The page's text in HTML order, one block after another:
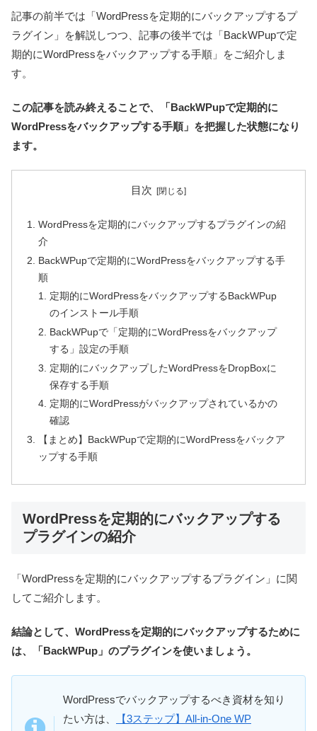
記事の前半では「WordPressを定期的にバックアップするプ
ラグイン」を解説しつつ、記事の後半では「BackWPupで定
期的にWordPressをバックアップする手順」をご紹介しま
す。
この記事を読み終えることで、「BackWPupで定期的に
WordPressをバックアップする手順」を把握した状態になり
ます。
目次
WordPressを定期的にバックアップするプラグインの紹
介
BackWPupで定期的にWordPressをバックアップする手
順
定期的にWordPressをバックアップするBackWPup
のインストール手順
BackWPupで「定期的にWordPressをバックアップ
する」設定の手順
定期的にバックアップしたWordPressをDropBoxに
保存する手順
定期的にWordPressがバックアップされているかの
確認
【まとめ】BackWPupで定期的にWordPressをバックア
ップする手順
WordPressを定期的にバックアップする
プラグインの紹介
「WordPressを定期的にバックアップするプラグイン」に関
してご紹介します。
結論として、WordPressを定期的にバックアップするために
は、「BackWPup」のプラグインを使いましょう。
WordPressでバックアップするべき資材を知り
たい方は、
【3ステップ】All-in-One WP